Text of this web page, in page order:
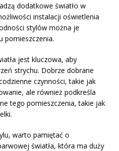
dodatkowe światło w
instalacji oświetlenia
stylów można je
pomieszczenia.
jest kluczowa, aby
strychu. Dobrze dobrane
czynności, takie jak
ale również podkreśla
tego pomieszczenia, takie jak
warto pamiętać o
światła, która ma duży